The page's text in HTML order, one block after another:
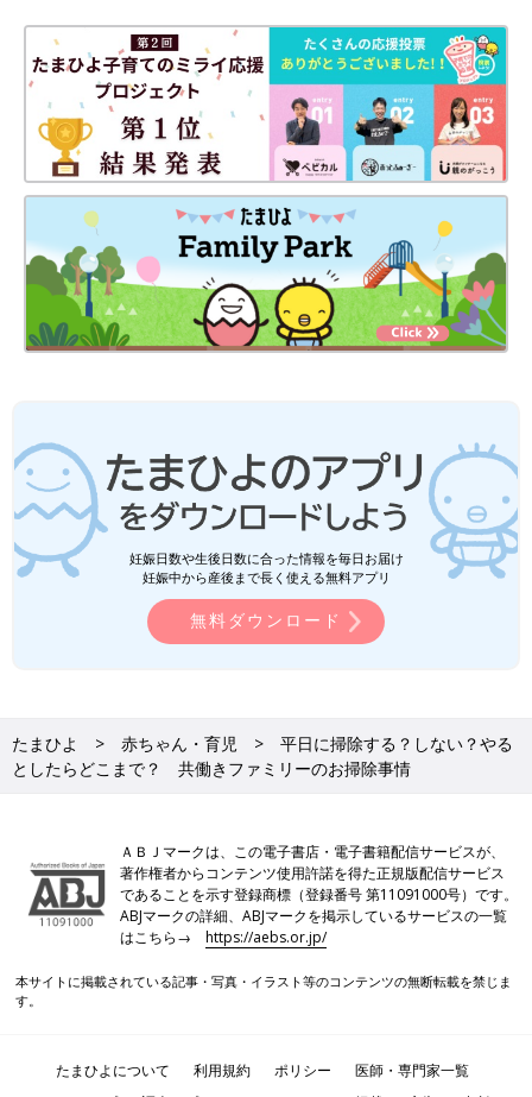
妊娠日数や生後日数に合った情報を毎日お届け
妊娠中から産後まで長く使える無料アプリ
無料ダウンロード
たまひよ 赤ちゃん・育児
平日に掃除する？しない？やる
としたらどこまで？ 共働きファミリーのお掃除事情
ＡＢＪマークは、この電子書店・電子書籍配信サービスが、
著作権者からコンテンツ使用許諾を得た正規版配信サービス
であることを示す登録商標（登録番号 第11091000号）です。
ABJマークの詳細、ABJマークを掲示しているサービスの一覧
はこちら→https://aebs.or.jp/
本サイトに掲載されている記事・写真・イラスト等のコンテンツの無断転載を禁じま
す。
たまひよについて 利用規約 ポリシー
医師・専門家一覧